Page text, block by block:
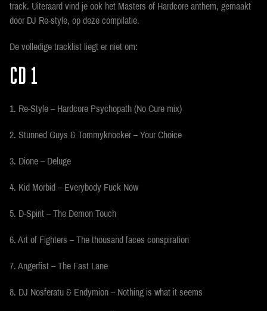
track. Uiteraard vind je ook het Masters of Hardcore anthem, gemaakt
door DJ Re-style, op deze compilatie.
De volledige tracklist liegt er niet om:
CD 1
1. Re-Style – Hardcore Psychopath (No Cure mix)
2. Stunned Guys & Tommyknocker – Your Choice
3. Dione – Deluge
4. Kid Morbid – Everybody Fuck Now
5. D-Spirit – The Demon Touch
6. Art of Fighters – The thousand faces conspiration
7. Angerfist – The Fast Lane
8. DJ Nosferatu & Endymion – Nothing is what it seems